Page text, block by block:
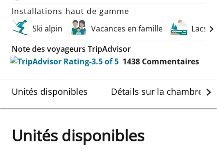
Installations haut de gamme
Ski alpin
Vacances en famille
Lacs
Note des voyageurs TripAdvisor
1438 Commentaires
Unités disponibles Détails sur la chambre
Unités disponibles